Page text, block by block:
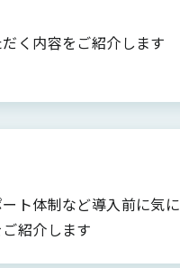
く内容をご紹介します
ト体制など導入前に気に
紹介します